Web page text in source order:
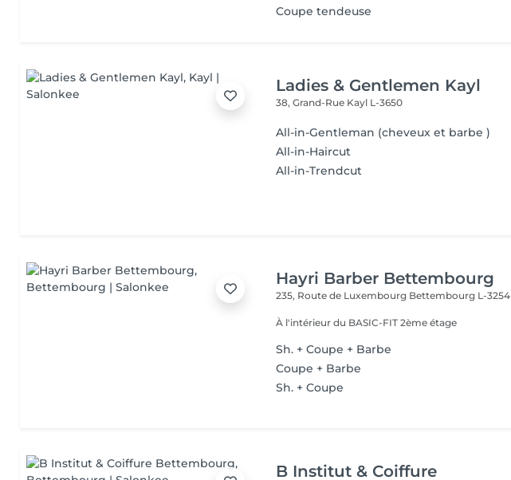
Coupe tendeuse
Ladies & Gentlemen Kayl
38, Grand-Rue Kayl L-3650
All-in-Gentleman (cheveux et barbe )
All-in-Haircut
All-in-Trendcut
Hayri Barber Bettembourg
235, Route de Luxembourg Bettembourg L-3254
À l'intérieur du BASIC-FIT 2ème étage
Sh. + Coupe + Barbe
Coupe + Barbe
Sh. + Coupe
B Institut & Coiffure